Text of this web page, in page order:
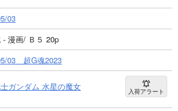
03
- 漫画/ Ｂ５ 20p
03 超G魂2023
ガンダム 水星の魔女 入荷アラート